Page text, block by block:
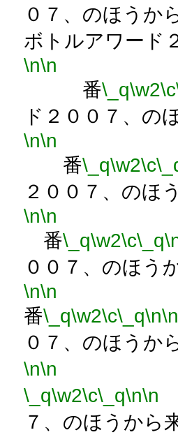
０７、のほうか
ボトルアワード
\n\n
番\_q\w2\c
ド２００７、の
\n\n
番\_q\w2\c
２００７、のほ
\n\n
番\_q\w2\c\_q
００７、のほう
\n\n
番\_q\w2\c\_q\n\n
０７、のほうか
\n\n
\_q\w2\c\_q\n\n
７、のほうから